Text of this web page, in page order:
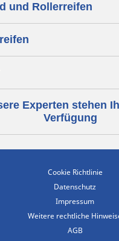
und Rollerreifen
Experten stehen
Verfügung
Cookie Richtlinie
Datenschutz
Impressum
Weitere rechtliche
AGB